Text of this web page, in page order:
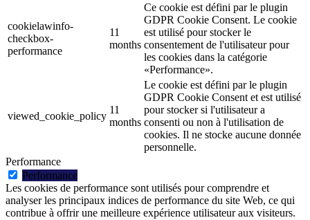
cookielawinfo-
checkbox-
performance
11
months
Ce cookie est défini par le plugin
GDPR Cookie Consent. Le cookie
est utilisé pour stocker le
consentement de l'utilisateur pour
les cookies dans la catégorie
«Performance».
viewed_cookie_policy
11
months
Le cookie est défini par le plugin
GDPR Cookie Consent et est utilisé
pour stocker si l'utilisateur a
consenti ou non à l'utilisation de
cookies. Il ne stocke aucune donnée
personnelle.
Performance
Performance
Les cookies de performance sont utilisés pour comprendre et
analyser les principaux indices de performance du site Web, ce qui
contribue à offrir une meilleure expérience utilisateur aux visiteurs.